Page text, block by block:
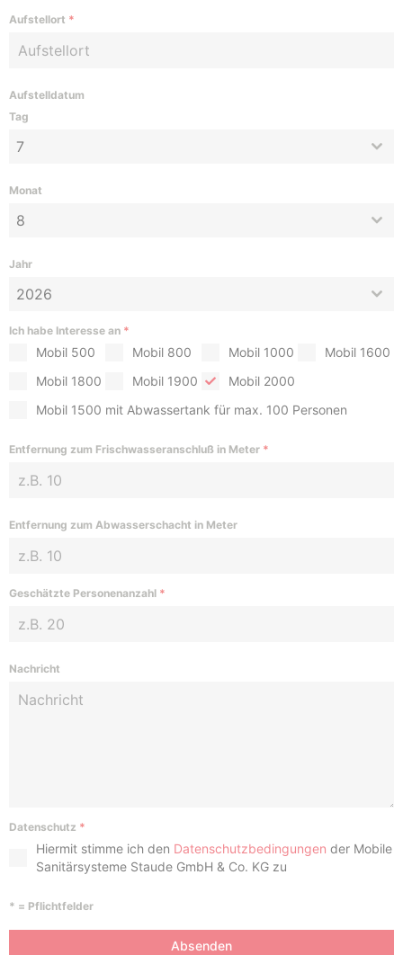
Aufstellort *
Aufstelldatum
Tag
7
Monat
8
Jahr
2026
Ich habe Interesse an *
Mobil 500 Mobil 800 Mobil 1000
Mobil 1600
Mobil 1800
Mobil 1900
Mobil 2000
Mobil 1500 mit Abwassertank für max. 100 Personen
Entfernung zum Frischwasseranschluß in Meter *
Entfernung zum Abwasserschacht in Meter
Geschätzte Personenanzahl *
Nachricht
Datenschutz *
Hiermit stimme ich den Datenschutzbedingungen der Mobile
Sanitärsysteme Staude GmbH & Co. KG zu
* = Pflichtfelder
Absenden